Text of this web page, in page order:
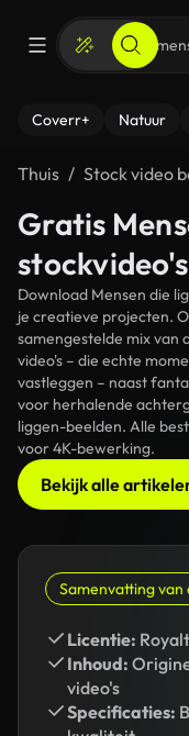
Coverr+ Natuur
Thuis Stock video
Gratis
stockvideo's
Download Mensen die
je creatieve projecten.
samengestelde mix van
video's – die echte
vastleggen – naast
voor herhalende
liggen-beelden. Alle
voor 4K-bewerking.
Bekijk alle
Samenvatting
Licentie:
Inhoud:
video's
Specificaties: